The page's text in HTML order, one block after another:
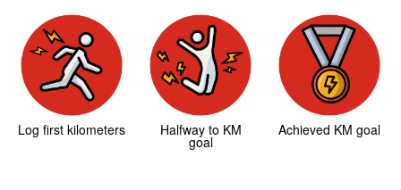
Log first kilometers Halfway to KM
goal
Achieved KM goal